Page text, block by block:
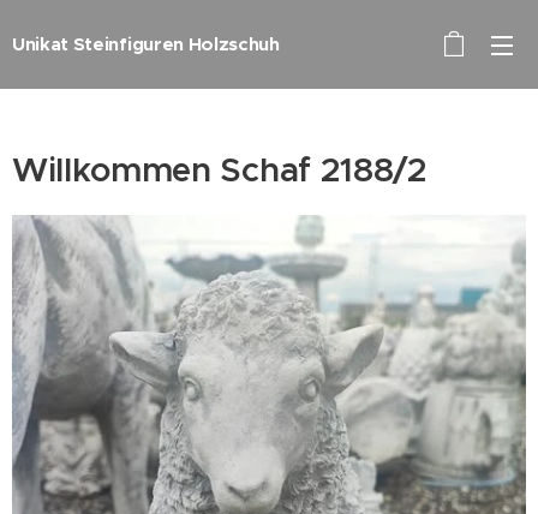
Unikat Steinfiguren Holzschuh
Willkommen Schaf 2188/2